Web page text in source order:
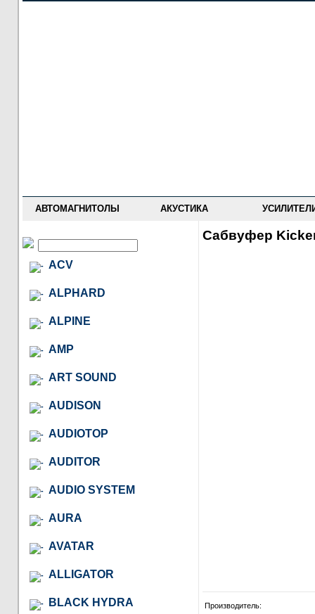
АВТОМАГНИТОЛЫ АКУСТИКА
ACV
ALPHARD
ALPINE
AMP
ART SOUND
AUDISON
AUDIOTOP
AUDITOR
AUDIO SYSTEM
AURA
AVATAR
ALLIGATOR
BLACK HYDRA
Сабвуфер
Производитель: